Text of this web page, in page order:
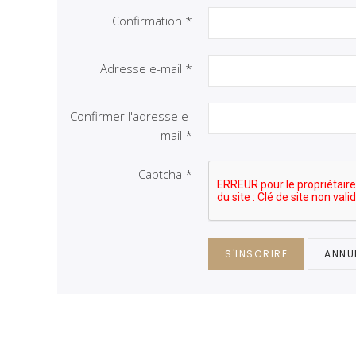
Confirmation *
Adresse e-mail *
Confirmer l'adresse e-
mail *
Captcha *
S'INSCRIRE